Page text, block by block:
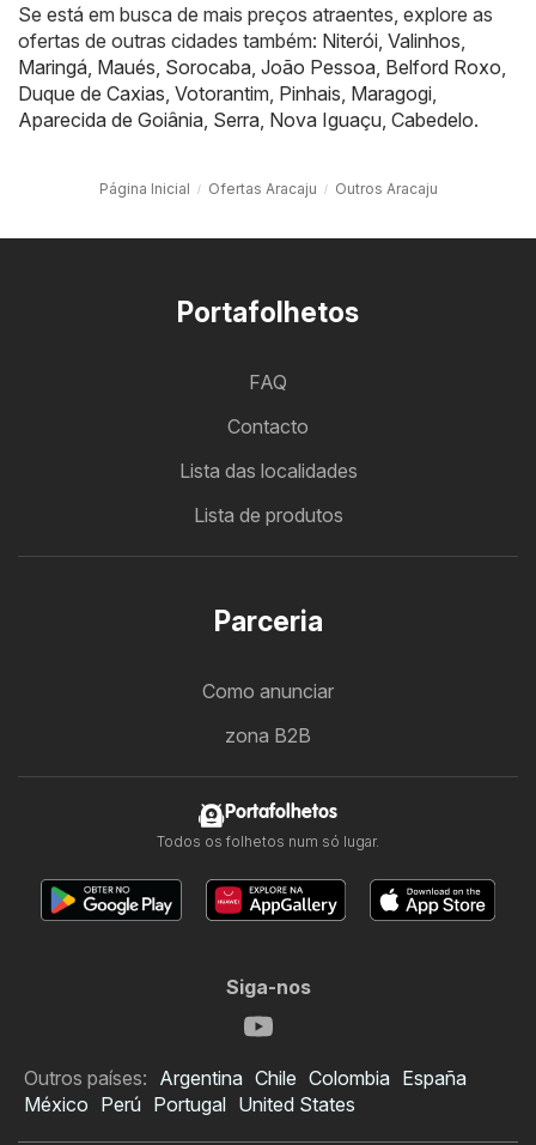
Se está em busca de mais preços atraentes, explore as
ofertas de outras cidades também: Niterói Valinhos
Maringá Maués Sorocaba João Pessoa Belford Roxo
Duque de Caxias Votorantim Pinhais Maragogi
Aparecida de Goiânia Serra Nova Iguaçu Cabedelo.
Página Inicial Ofertas Aracaju Outros Aracaju
Portafolhetos
FAQ
Contacto
Lista das localidades
Lista de produtos
Parceria
Como anunciar
zona B2B
Portafolhetos
Todos os folhetos num só lugar.
Siga-nos
Outros países: Argentina Chile Colombia España
México Perú Portugal United States